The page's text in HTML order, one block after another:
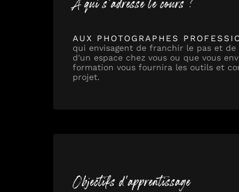
AUX PHOTOGRAPHES
qui envisagent de franchir le pas et
d'un espace chez vous ou que vous
formation vous fournira les outils et
projet.
Objectifs d'apprentissage